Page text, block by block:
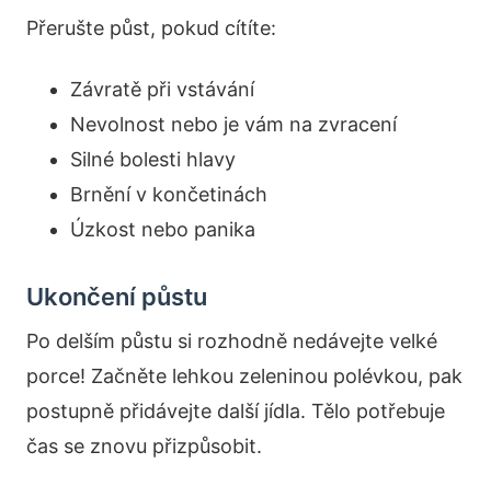
Přerušte půst, pokud cítíte:
Závratě při vstávání
Nevolnost nebo je vám na zvracení
Silné bolesti hlavy
Brnění v končetinách
Úzkost nebo panika
Ukončení půstu
Po delším půstu si rozhodně nedávejte velké
porce! Začněte lehkou zeleninou polévkou, pak
postupně přidávejte další jídla. Tělo potřebuje
čas se znovu přizpůsobit.